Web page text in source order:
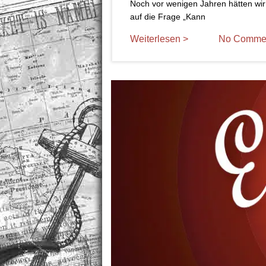
Noch vor wenigen Jahren hätten wir
auf die Frage „Kann
Weiterlesen > No